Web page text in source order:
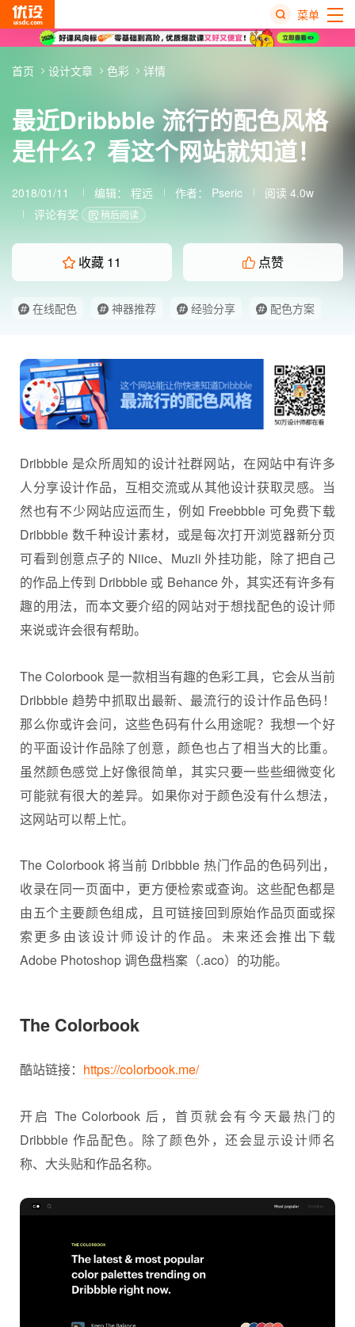
菜单
最近Dribbble 流行的配色风格
是什么？看这个网站就知道！
2018/01/11 编辑： 程远 作者： Pseric
阅读 4.0w
评论有奖
稍后阅读
收藏 11 点赞
在线配色 神器推荐 经验分享 配色方案
首页 设计文章 色彩 详情
Dribbble 是众所周知的设计社群网站，在网站中有许多
人分享设计作品，互相交流或从其他设计获取灵感。当
然也有不少网站应运而生，例如 Freebbble 可免费下载
Dribbble 数千种设计素材，或是每次打开浏览器新分页
可看到创意点子的 Niice、Muzli 外挂功能，除了把自己
的作品上传到 Dribbble 或 Behance 外，其实还有许多有
趣的用法，而本文要介绍的网站对于想找配色的设计师
来说或许会很有帮助。
The Colorbook 是一款相当有趣的色彩工具，它会从当前
Dribbble 趋势中抓取出最新、最流行的设计作品色码！
那么你或许会问，这些色码有什么用途呢？我想一个好
的平面设计作品除了创意，颜色也占了相当大的比重。
虽然颜色感觉上好像很简单，其实只要一些些细微变化
可能就有很大的差异。如果你对于颜色没有什么想法，
这网站可以帮上忙。
The Colorbook 将当前 Dribbble 热门作品的色码列出，
收录在同一页面中，更方便检索或查询。这些配色都是
由五个主要颜色组成，且可链接回到原始作品页面或探
索更多由该设计师设计的作品。未来还会推出下载
Adobe Photoshop 调色盘档案（.aco）的功能。
The Colorbook
酷站链接： https://colorbook.me/
开启 The Colorbook 后，首页就会有今天最热门的
Dribbble 作品配色。除了颜色外，还会显示设计师名
称、大头贴和作品名称。